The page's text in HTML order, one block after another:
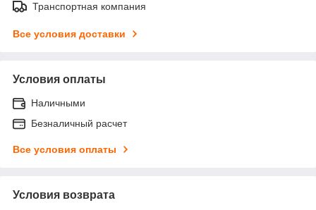
Транспортная компания
Все условия доставки
Условия оплаты
Наличными
Безналичный расчет
Все условия оплаты
Условия возврата